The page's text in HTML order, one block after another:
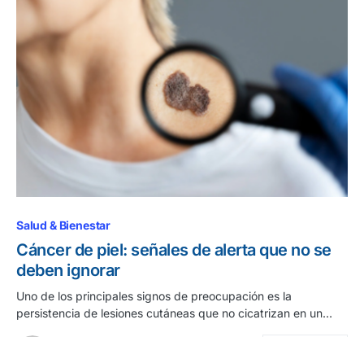
Salud & Bienestar
Cáncer de piel: señales de alerta que no se
deben ignorar
Uno de los principales signos de preocupación es la
persistencia de lesiones cutáneas que no cicatrizan en un…